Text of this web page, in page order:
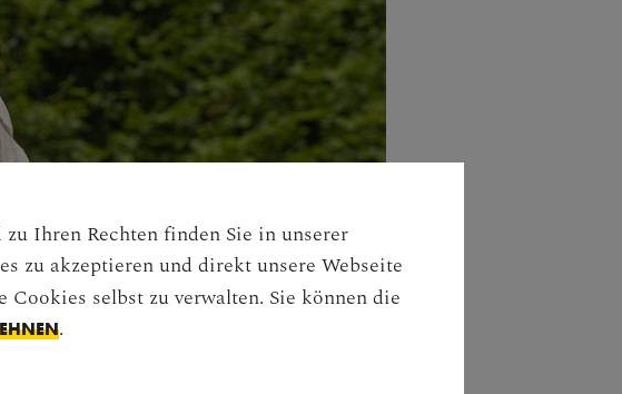
Ihren Rechten finden Sie in unserer
zu akzeptieren und direkt unsere Webseite
selbst zu verwalten. Sie können die
.